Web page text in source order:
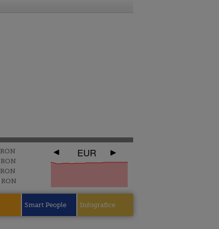
RON
RON
RON
RON
EUR
Smart People Infografice